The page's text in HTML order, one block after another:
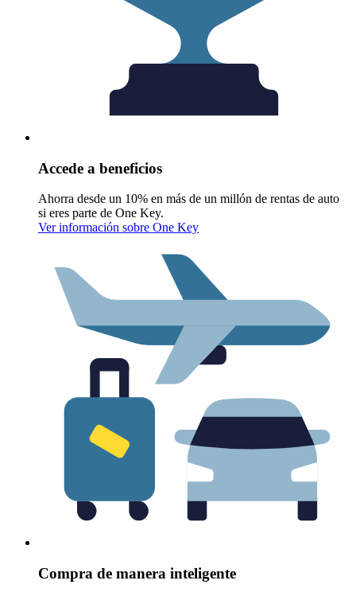
Accede a beneficios
Ahorra desde un 10% en más de un millón de rentas de auto
si eres parte de One Key.
Ver información sobre One Key
Compra de manera inteligente